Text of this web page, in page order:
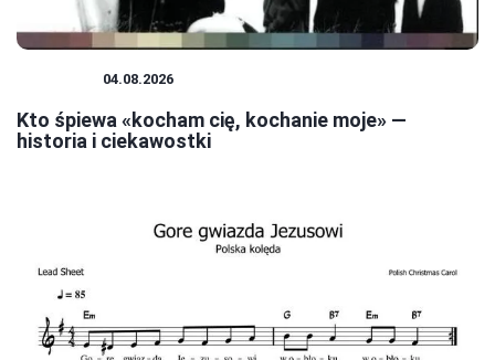
04.08.2026
Kto śpiewa «kocham cię, kochanie moje» —
historia i ciekawostki